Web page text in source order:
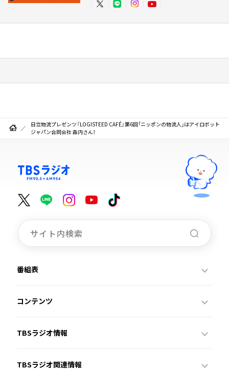
日立物流プレゼンツ『LOGISTEED CAFÉ』第6回「ニッポンの物流人」はアイロボット
ジャパン合同会社 森内さん！
番組表
コンテンツ
TBSラジオ情報
TBSラジオ関連情報